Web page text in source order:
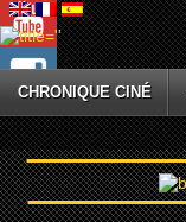
CHRONIQUE CINÉ